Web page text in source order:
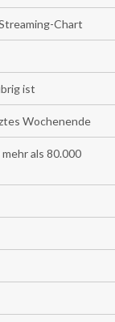
Chart
ist
Wochenende
als 80.000